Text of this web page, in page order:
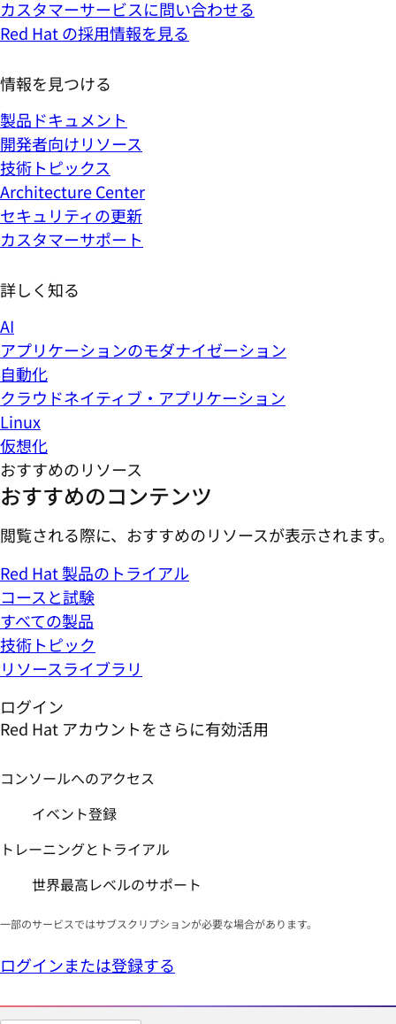
カスタマーサービスに問い合わせる
Red Hat の採用情報を見る
情報を見つける
製品ドキュメント
開発者向けリソース
技術トピックス
Architecture Center
セキュリティの更新
カスタマーサポート
詳しく知る
AI
アプリケーションのモダナイゼーション
自動化
クラウドネイティブ・アプリケーション
Linux
仮想化
おすすめのリソース
おすすめのコンテンツ
閲覧される際に、おすすめのリソースが表示されます。
Red Hat 製品のトライアル
コースと試験
すべての製品
技術トピック
リソースライブラリ
ログイン
Red Hat アカウントをさらに有効活用
コンソールへのアクセス
イベント登録
トレーニングとトライアル
世界最高レベルのサポート
一部のサービスではサブスクリプションが必要な場合があります。
ログインまたは登録する